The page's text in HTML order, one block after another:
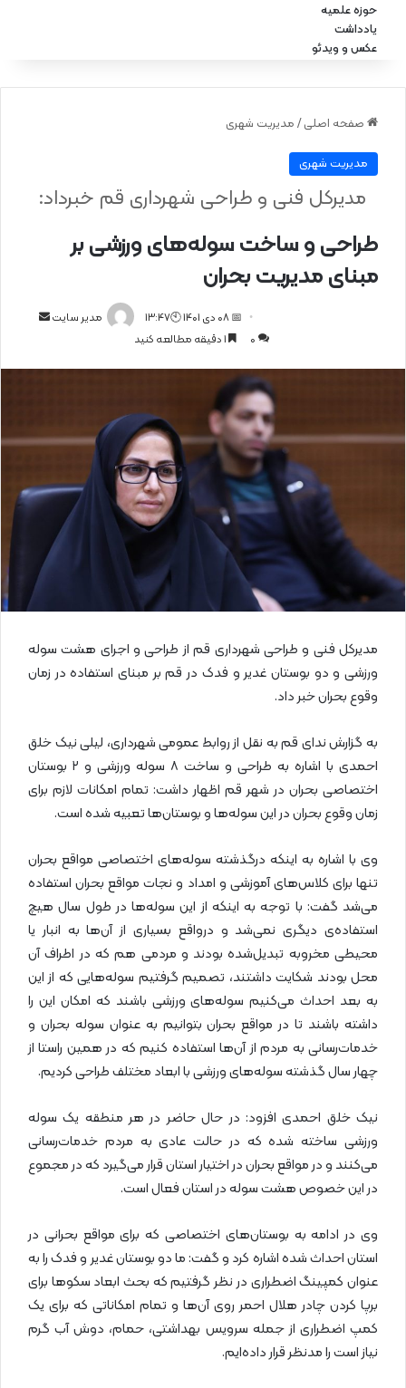
حوزه علمیه
یادداشت
عکس و ویدئو
صفحه اصلی / مدیریت شهری
مدیریت شهری
طراحی و ساخت سوله‌های ورزشی بر
مبنای مدیریت بحران
مدیرکل فنی و طراحی شهرداری قم خبرداد:
مدیر سایت
ی
ی
ل
📅 08 دی 1401 🕙13:47
0
مدیرکل فنی و طراحی شهرداری قم از طراحی و اجرای هشت سوله
ورزشی و دو بوستان غدیر و فدک در قم بر مبنای استفاده در زمان
وقوع بحران خبر داد.
به گزارش ندای قم به نقل از روابط عمومی شهرداری، لیلی نیک خلق
احمدی با اشاره به طراحی و ساخت ۸ سوله ورزشی و ۲ بوستان
اختصاصی بحران در شهر قم اظهار داشت: تمام امکانات لازم برای
زمان وقوع بحران در این سوله‌ها و بوستان‌ها تعبیه شده است.
وی با اشاره به اینکه درگذشته سوله‌های اختصاصی مواقع بحران
تنها برای کلاس‌های آموزشی و امداد و نجات مواقع بحران استفاده
می‌شد گفت: با توجه به اینکه از این سوله‌ها در طول سال هیچ
استفاده‌ی دیگری نمی‌شد و درواقع بسیاری از آن‌ها به انبار یا
محیطی مخروبه تبدیل‌شده بودند و مردمی هم که در اطراف آن
محل بودند شکایت داشتند، تصمیم گرفتیم سوله‌هایی که از این
به بعد احداث می‌کنیم سوله‌های ورزشی باشند که امکان این را
داشته باشند تا در مواقع بحران بتوانیم به عنوان سوله بحران و
خدمات‌رسانی به مردم از آن‌ها استفاده کنیم که در همین راستا از
چهار سال گذشته سوله‌های ورزشی با ابعاد مختلف طراحی کردیم.
نیک خلق احمدی افزود: در حال حاضر در هر منطقه یک سوله
ورزشی ساخته شده که در حالت عادی به مردم خدمات‌رسانی
می‌کنند و در مواقع بحران در اختیار استان قرار می‌گیرد که در مجموع
در این خصوص هشت سوله در استان فعال است.
وی در ادامه به بوستان‌های اختصاصی که برای مواقع بحرانی در
استان احداث شده اشاره کرد و گفت: ما دو بوستان غدیر و فدک را به
عنوان کمپینگ اضطراری در نظر گرفتیم که بحث ابعاد سکوها برای
برپا کردن چادر هلال احمر روی آن‌ها و تمام امکاناتی که برای یک
کمپ اضطراری از جمله سرویس بهداشتی، حمام، دوش آب گرم
نیاز است را مدنظر قرار داده‌ایم.